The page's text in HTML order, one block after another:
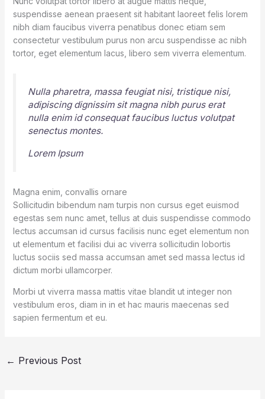
suspendisse aenean praesent sit habitant laoreet felis lorem
nibh diam faucibus viverra penatibus donec etiam sem
consectetur vestibulum purus non arcu suspendisse ac nibh
tortor, eget elementum lacus, libero sem viverra elementum.
Nulla pharetra, massa feugiat nisi, tristique nisi,
adipiscing dignissim sit magna nibh purus erat
nulla enim id consequat faucibus luctus volutpat
senectus montes.
Lorem Ipsum
Magna enim, convallis ornare
Sollicitudin bibendum nam turpis non cursus eget euismod
egestas sem nunc amet, tellus at duis suspendisse commodo
lectus accumsan id cursus facilisis nunc eget elementum non
ut elementum et facilisi dui ac viverra sollicitudin lobortis
luctus sociis sed massa accumsan amet sed massa lectus id
dictum morbi ullamcorper.
Morbi ut viverra massa mattis vitae blandit ut integer non
vestibulum eros, diam in in et hac mauris maecenas sed
sapien fermentum et eu.
← Previous Post